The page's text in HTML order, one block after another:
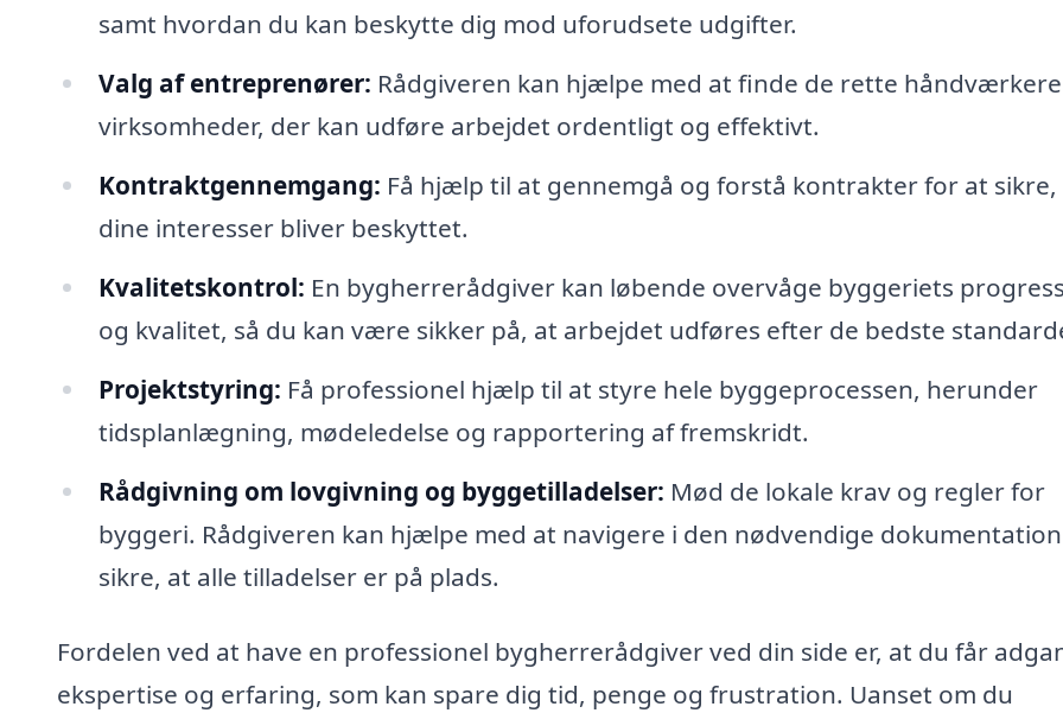
samt hvordan du kan beskytte dig mod uforudsete udgifter.
Valg af entreprenører: Rådgiveren kan hjælpe med at finde de rette
virksomheder, der kan udføre arbejdet ordentligt og effektivt.
Kontraktgennemgang: Få hjælp til at gennemgå og forstå kontrakter for at sikre,
dine interesser bliver beskyttet.
Kvalitetskontrol: En bygherrerådgiver kan løbende overvåge byggeriets
og kvalitet, så du kan være sikker på, at arbejdet udføres efter de bedste
Projektstyring: Få professionel hjælp til at styre hele byggeprocessen, herunder
tidsplanlægning, mødeledelse og rapportering af fremskridt.
Rådgivning om lovgivning og byggetilladelser: Mød de lokale krav og regler for
byggeri. Rådgiveren kan hjælpe med at navigere i den nødvendige
sikre, at alle tilladelser er på plads.
Fordelen ved at have en professionel bygherrerådgiver ved din side er, at du får
ekspertise og erfaring, som kan spare dig tid, penge og frustration. Uanset om du